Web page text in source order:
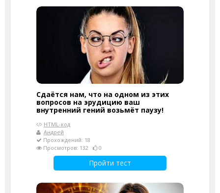
Сдаётся нам, что на одном из этих
вопросов на эрудицию ваш
внутренний гений возьмёт паузу!
HTML-код
Андрей
Прохождений: 18
Просмотров: 132
0
Пройти тест